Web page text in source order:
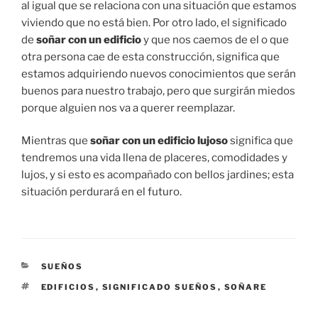
al igual que se relaciona con una situación que estamos
viviendo que no está bien. Por otro lado, el significado
de soñar con un edificioy que nos caemos de el o que
otra persona cae de esta construcción, significa que
estamos adquiriendo nuevos conocimientos que serán
buenos para nuestro trabajo, pero que surgirán miedos
porque alguien nos va a querer reemplazar.
Mientras que soñar con un edificio lujososignifica que
tendremos una vida llena de placeres, comodidades y
lujos, y si esto es acompañado con bellos jardines; esta
situación perdurará en el futuro.
CATEGORÍAS
SUEÑOS
ETIQUETAS
EDIFICIOS , SIGNIFICADO SUEÑOS , SOÑARE